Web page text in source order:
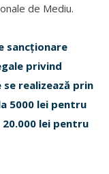
de Mediu.
sancționare
privind
realizează prin
5000 lei pentru
20.000 lei pentru